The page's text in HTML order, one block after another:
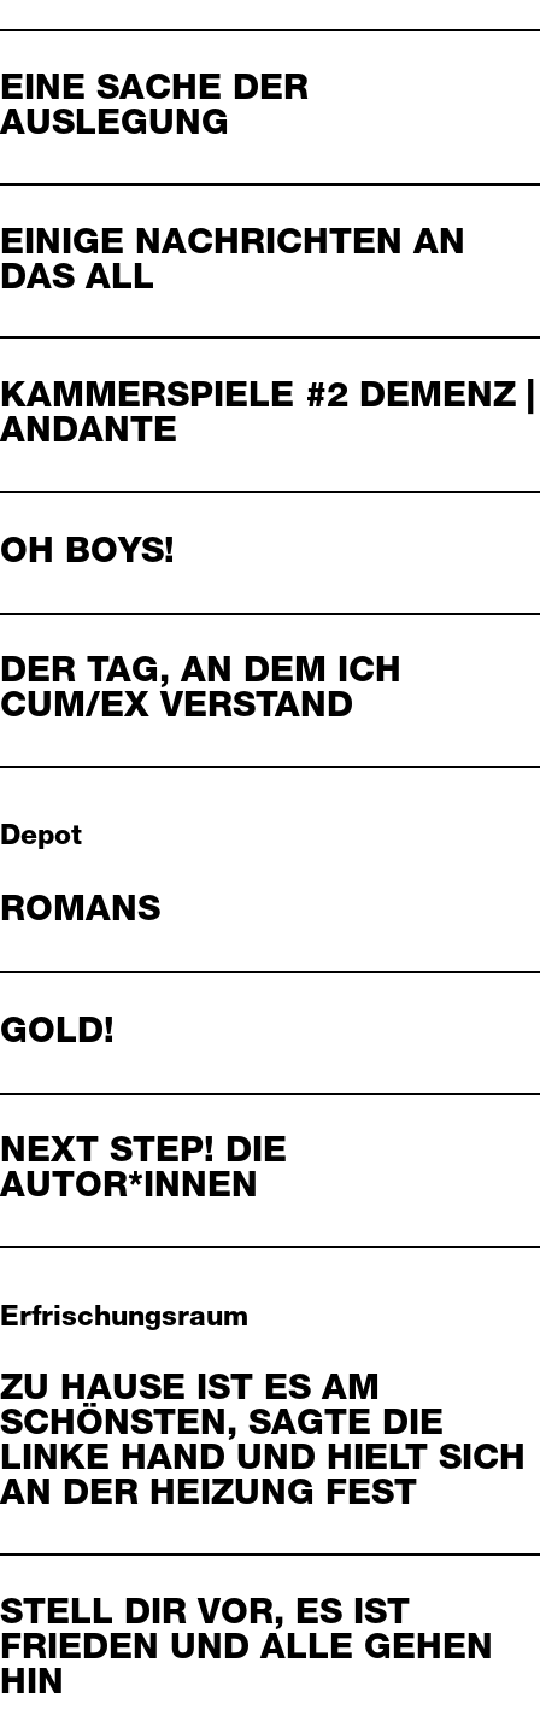
EINE SACHE DER
AUSLEGUNG
EINIGE NACHRICHTEN AN
DAS ALL
KAMMERSPIELE #2 DEMENZ |
ANDANTE
OH BOYS!
DER TAG, AN DEM ICH
CUM/EX VERSTAND
Depot
ROMANS
GOLD!
NEXT STEP! DIE
AUTOR*INNEN
Erfrischungsraum
ZU HAUSE IST ES AM
SCHÖNSTEN, SAGTE DIE
LINKE HAND UND HIELT SICH
AN DER HEIZUNG FEST
STELL DIR VOR, ES IST
FRIEDEN UND ALLE GEHEN
HIN